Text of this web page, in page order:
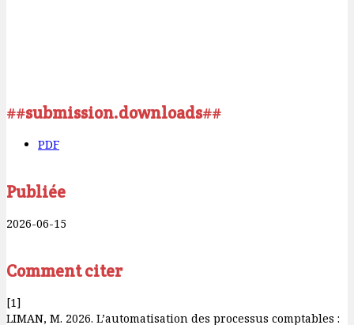
##submission.downloads##
PDF
Publiée
2026-06-15
Comment citer
[1]
LIMAN, M. 2026. L’automatisation des processus comptables :